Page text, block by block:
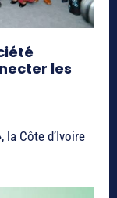
les
la Côte d’Ivoire